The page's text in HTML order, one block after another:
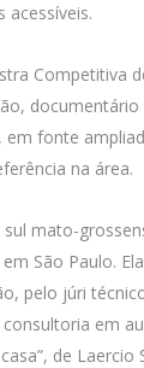
acessíveis.
Competitiva
fonte
na área.
mato-
São Paulo.
pelo júri
em
de